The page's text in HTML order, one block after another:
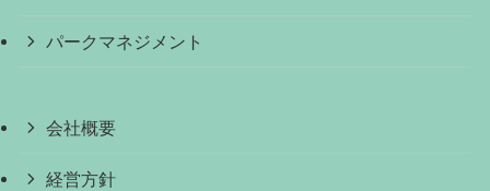
パークマネジメント
会社概要
経営方針